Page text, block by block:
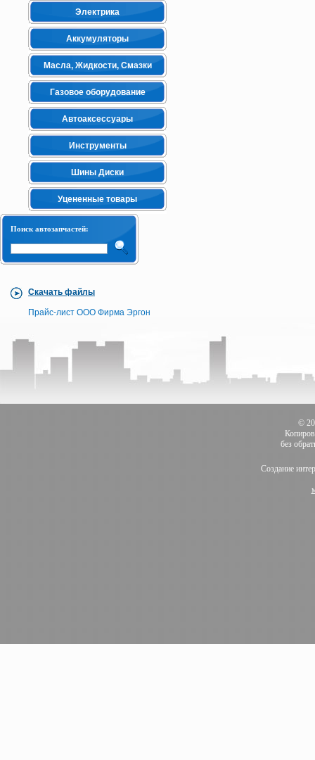
Электрика
Аккумуляторы
Масла, Жидкости, Смазки
Газовое оборудование
Автоаксессуары
Инструменты
Шины Диски
Уцененные товары
Поиск автозапчастей:
Скачать файлы
Прайс-лист ООО Фирма Эргон
©
без
Создание